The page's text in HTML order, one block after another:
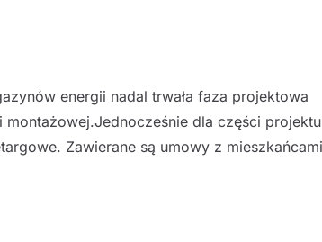
energii nadal trwała faza projektowa
dla części projektu
Zawierane są umowy z